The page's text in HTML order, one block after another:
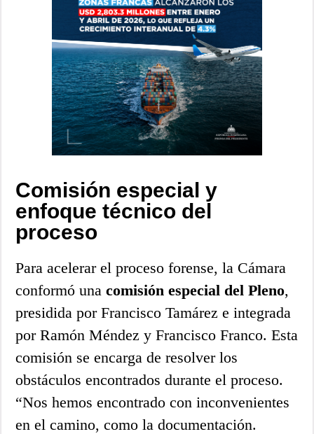
Comisión especial y
enfoque técnico del
proceso
Para acelerar el proceso forense, la Cámara
conformó unacomisión especial del Pleno,
presidida por Francisco Tamárez e integrada
por Ramón Méndez y Francisco Franco. Esta
comisión se encarga de resolver los
obstáculos encontrados durante el proceso.
“Nos hemos encontrado con inconvenientes
en el camino, como la documentación.